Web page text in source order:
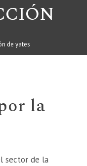
de yates
la
sector de la